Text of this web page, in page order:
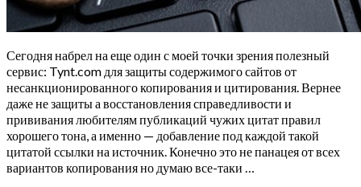
Сегодня набрел на еще один с моей точки зрения полезный
сервис: Tynt.com для защиты содержимого сайтов от
несанкционированного копирования и цитирования. Вернее
даже не защиты а восстановления справедливости и
прививания любителям публикаций чужих цитат правил
хорошего тона, а именно — добавление под каждой такой
цитатой ссылки на источник. Конечно это не панацея от всех
вариантов копирования но думаю все-таки …